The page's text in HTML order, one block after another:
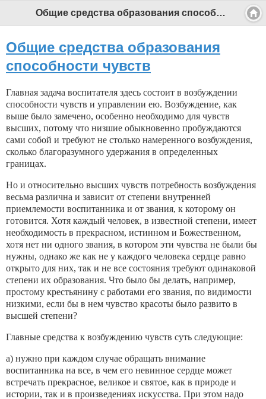
Общие средства образования способности чувств - Профессиональный педагог
Общие средства образования
способности чувств
Главная задача воспитателя здесь состоит в воз­буждении
способности чувств и управлении ею. Возбуждение, как
выше было замечено, особенно необходимо для чувств
высших, потому что низшие обыкновенно пробуждаются
сами собой и требуют не столько намеренного возбуждения,
сколько бла­горазумного удержания в определенных
границах.
Но и относительно высших чувств потребность возбуждения
весьма различна и зависит от степени внутренней
приемлемости воспитанника и от звания, к которому он
готовится. Хотя каждый человек, в известной степени, имеет
необходимость в прекрас­ном, истинном и Божественном,
хотя нет ни одного звания, в котором эти чувства не были бы
нужны, однако же как не у каждого человека сердце равно
открыто для них, так и не все состояния требуют одинаковой
степени их образования. Что было бы делать, например,
простому крестьянину с работами его звания, по видимости
низкими, если бы в нем чувство красоты было развито в
высшей степени?
Главные средства к возбуждению чувств суть следующие:
а) нужно при каждом случае обращать внима­ние
воспитанника на все, в чем его невинное сердце может
встречать прекрасное, великое и святое, как в природе и
истории, так и в произведениях искус­ства. При этом надо